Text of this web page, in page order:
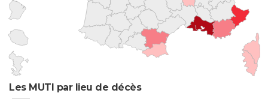
Les MUTI par lieu de décès